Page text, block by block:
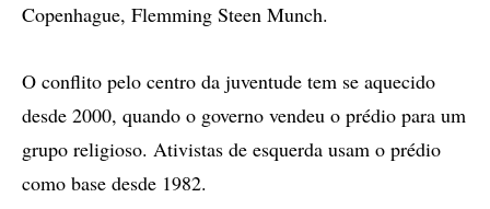
Copenhague, Flemming Steen Munch.
O conflito pelo centro da juventude tem se aquecido
desde 2000, quando o governo vendeu o prédio para um
grupo religioso. Ativistas de esquerda usam o prédio
como base desde 1982.